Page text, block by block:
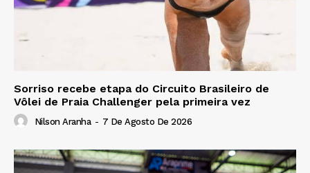
Sorriso recebe etapa do Circuito Brasileiro de
Vôlei de Praia Challenger pela primeira vez
Nilson Aranha - 7 De Agosto De 2026